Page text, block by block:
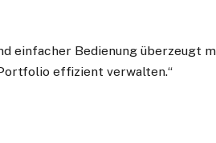
einfacher Bedienung überzeugt
effizient verwalten.“